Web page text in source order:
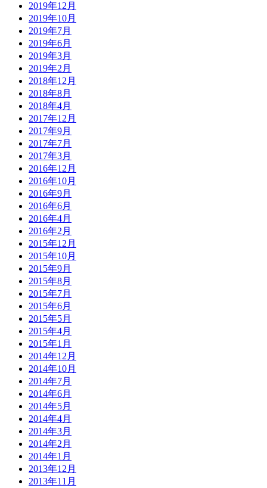
2019年12月
2019年10月
2019年7月
2019年6月
2019年3月
2019年2月
2018年12月
2018年8月
2018年4月
2017年12月
2017年9月
2017年7月
2017年3月
2016年12月
2016年10月
2016年9月
2016年6月
2016年4月
2016年2月
2015年12月
2015年10月
2015年9月
2015年8月
2015年7月
2015年6月
2015年5月
2015年4月
2015年1月
2014年12月
2014年10月
2014年7月
2014年6月
2014年5月
2014年4月
2014年3月
2014年2月
2014年1月
2013年12月
2013年11月